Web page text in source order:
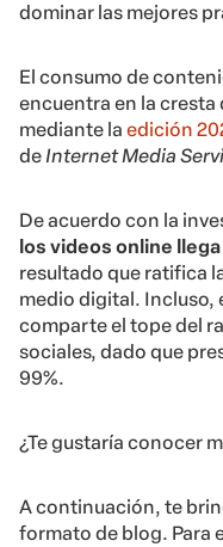
dominar las mejores
El consumo de
encuentra en la
mediante la edición
de Internet Media
De acuerdo con la
los videos online
resultado que ratifica
medio digital. Incluso,
comparte el tope del
sociales, dado que
99%.
¿Te gustaría conocer
A continuación, te
formato de blog. Para